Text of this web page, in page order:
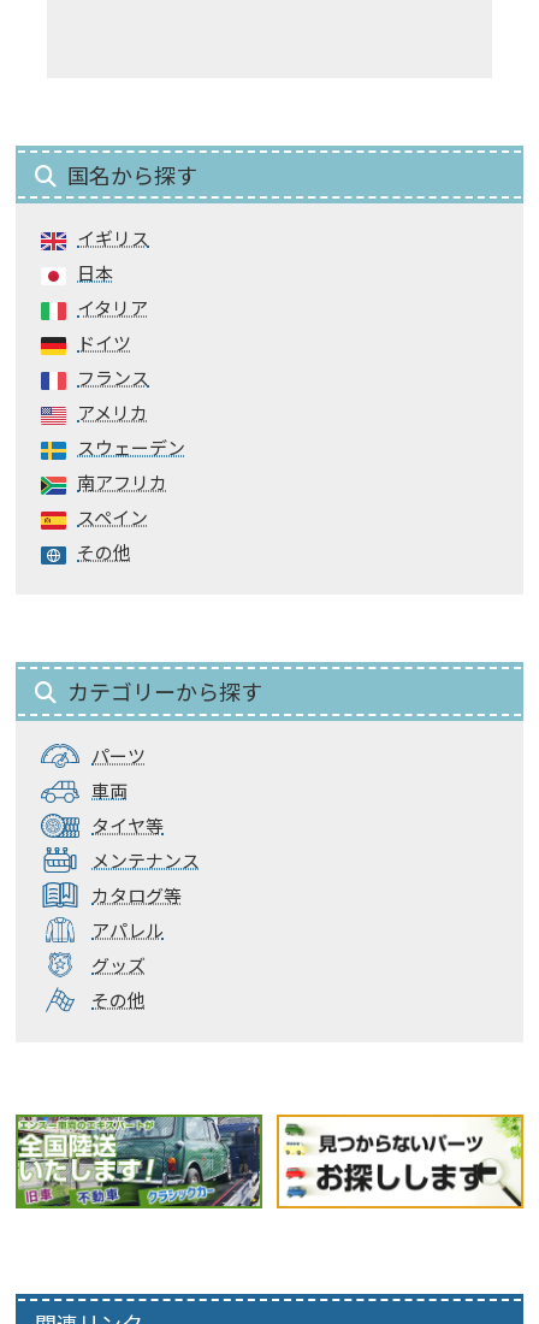
国名から探す
イギリス
日本
イタリア
ドイツ
フランス
アメリカ
スウェーデン
南アフリカ
スペイン
その他
カテゴリーから探す
パーツ
車両
タイヤ等
メンテナンス
カタログ等
アパレル
グッズ
その他